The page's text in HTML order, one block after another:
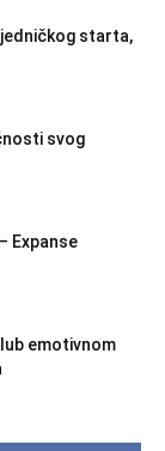
starta,
svog
Expanse
emotivnom